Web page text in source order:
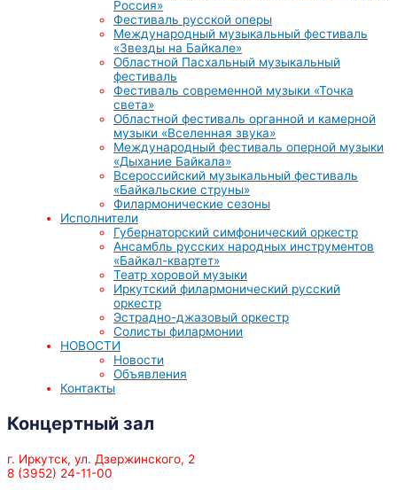
Россия»
Фестиваль русской оперы
Международный музыкальный фестиваль
«Звезды на Байкале»
Областной Пасхальный музыкальный
фестиваль
Фестиваль современной музыки «Точка
света»
Областной фестиваль органной и камерной
музыки «Вселенная звука»
Международный фестиваль оперной музыки
«Дыхание Байкала»
Всероссийский музыкальный фестиваль
«Байкальские струны»
Филармонические сезоны
Исполнители
Губернаторский симфонический оркестр
Ансамбль русских народных инструментов
«Байкал-квартет»
Театр хоровой музыки
Иркутский филармонический русский
оркестр
Эстрадно-джазовый оркестр
Солисты филармонии
НОВОСТИ
Новости
Объявления
Контакты
Концертный зал
г. Иркутск, ул. Дзержинского, 2
8 (3952) 24-11-00